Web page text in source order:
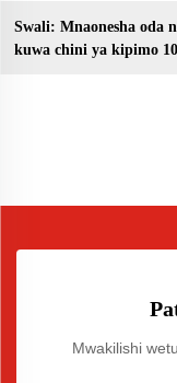
Swali: Mnaonesha oda
kuwa chini ya kipimo
Mwakilishi